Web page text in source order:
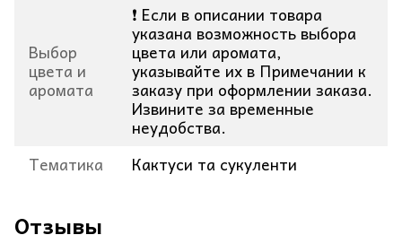
Выбор
цвета и
аромата
❗ Если в описании товара
указана возможность выбора
цвета или аромата,
указывайте их в Примечании к
заказу при оформлении заказа.
Извините за временные
неудобства.
Тематика
Кактуси та сукуленти
Отзывы